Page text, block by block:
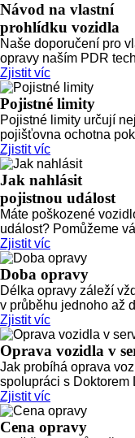
Návod na vlastní
prohlídku vozidla
Naše doporučení pro
opravy naším PDR
Zjistit víc
Pojistné limity
Pojistné limity určují
pojišťovna ochotna
Zjistit víc
Jak nahlásit
pojistnou událost
Máte poškozené
událost? Pomůžeme
Zjistit víc
Doba opravy
Délka opravy záleží
v průběhu jednoho až
Zjistit víc
Oprava vozidla v
Jak probíhá oprava
spolupráci s Doktorem
Zjistit víc
Cena opravy